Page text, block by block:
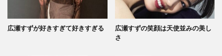
広瀬すずが好きすぎて好きすぎる
広瀬すずの笑顔は天使並みの美し
さ